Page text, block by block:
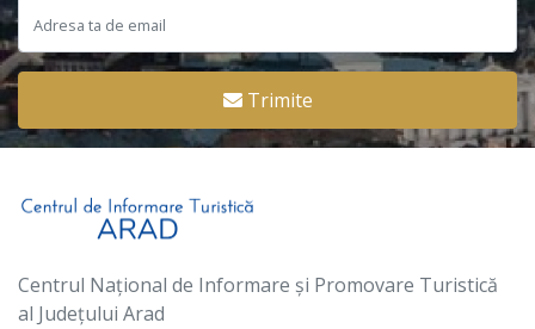
Trimite
Centrul Național de Informare și Promovare Turistică
al Județului Arad